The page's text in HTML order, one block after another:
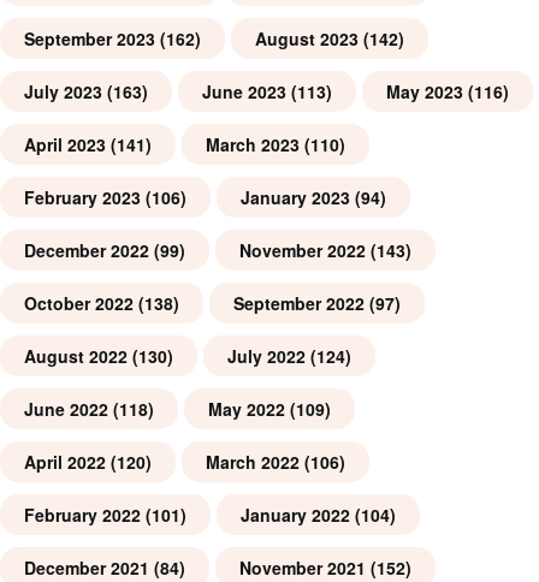
September 2023 (162) August 2023 (142)
July 2023 (163) June 2023 (113) May 2023 (116)
April 2023 (141) March 2023 (110)
February 2023 (106) January 2023 (94)
December 2022 (99) November 2022 (143)
October 2022 (138) September 2022 (97)
August 2022 (130) July 2022 (124)
June 2022 (118) May 2022 (109)
April 2022 (120) March 2022 (106)
February 2022 (101) January 2022 (104)
December 2021 (84) November 2021 (152)